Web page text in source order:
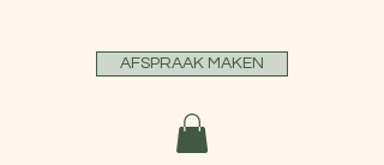
AFSPRAAK MAKEN